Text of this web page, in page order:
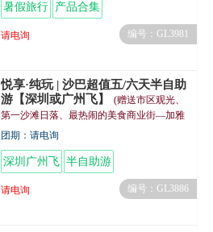
暑假旅行 产品合集
请电询
编号：GL3981
悦享·纯玩 | 沙巴超值五/六天半自助
游【深圳或广州飞】
(赠送市区观光、
第一沙滩日落、最热闹的美食商业街—加雅
街，沉浸式体验当地的市井风情)
团期：请电询
深圳广州飞 半自助游
请电询
编号：GL3886